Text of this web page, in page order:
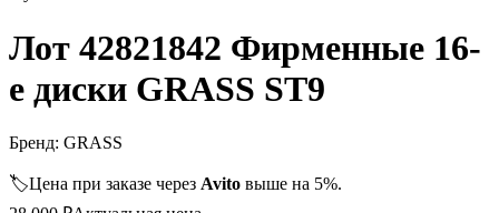
Лот 42821842 Фирменные 16-
е диски GRASS ST9
Бренд: GRASS
🏷️Цена при заказе через Avito выше на 5%.